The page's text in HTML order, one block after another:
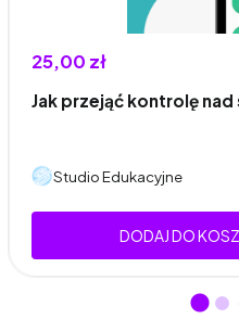
25,00 zł
Jak przejąć kontrolę nad
Studio Edukacyjne
DODAJ DO